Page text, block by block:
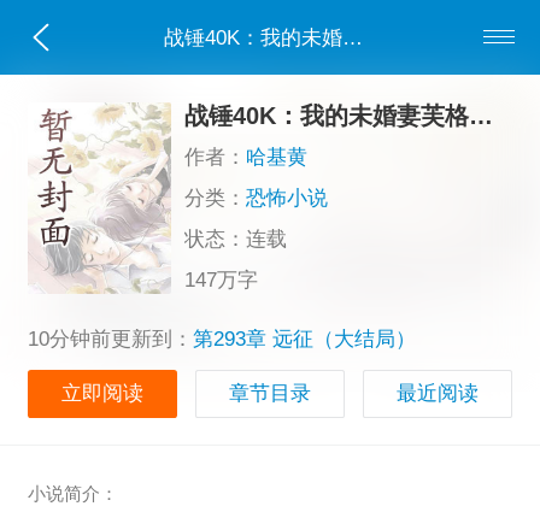
战锤40K：我的未婚妻芙格瑞姆
战锤40K：我的未婚妻芙格瑞姆
作者： 哈基黄
分类：恐怖小说
状态：连载
147万字
10分钟前更新到： 第293章 远征（大结局）
立即阅读 章节目录 最近阅读
小说简介：